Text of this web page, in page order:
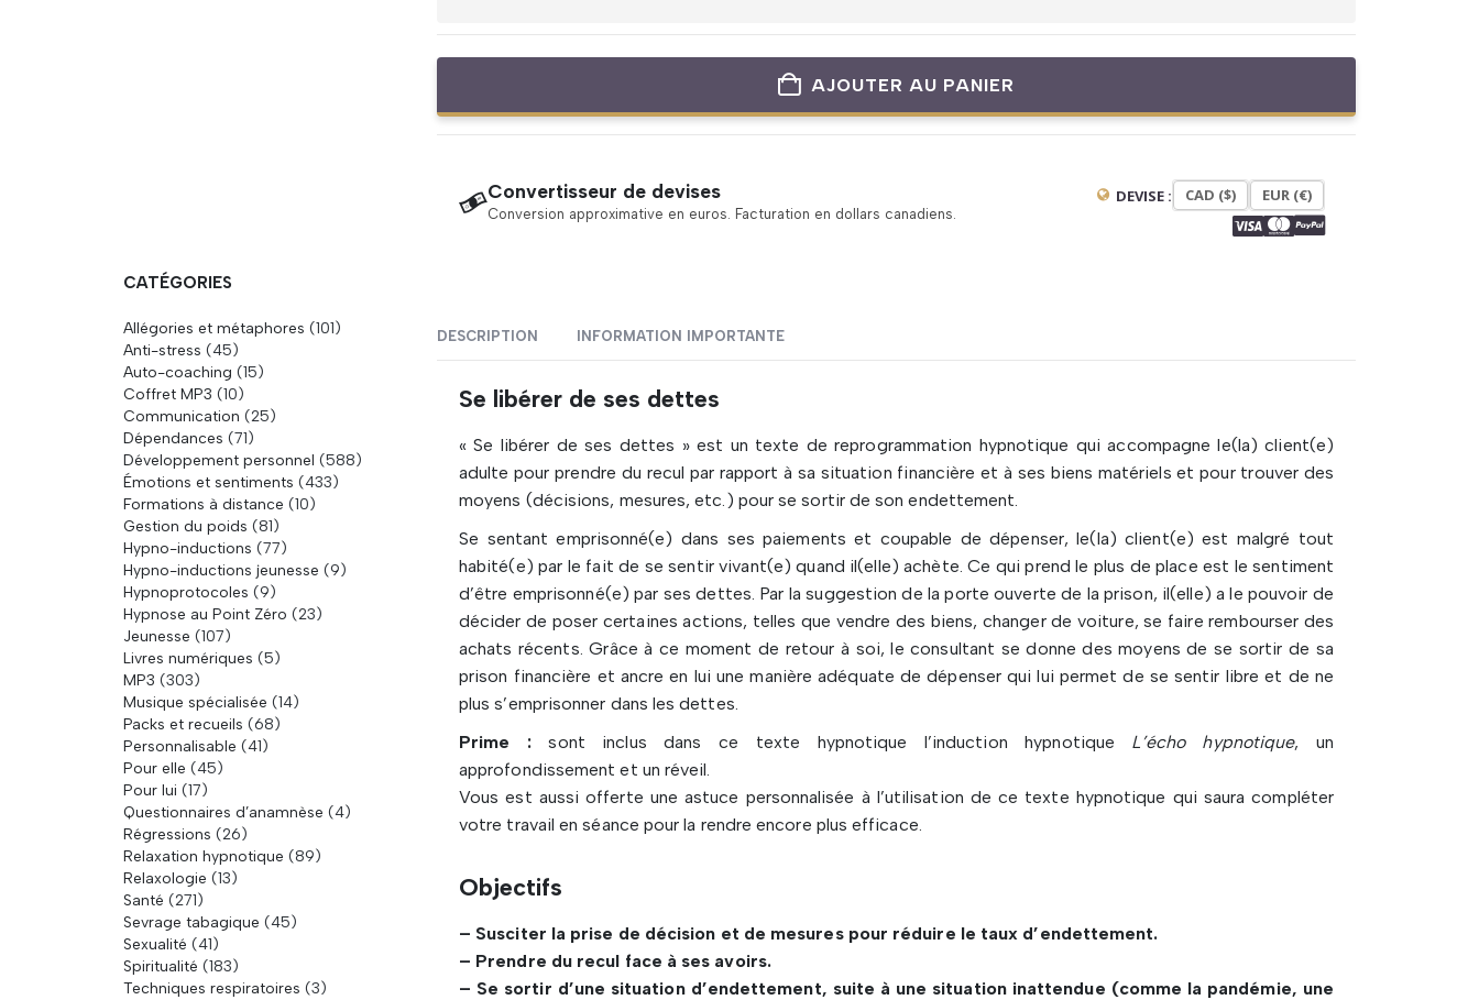
AJOUTER AU PANIER
Convertisseur de devises
Conversion approximative en euros. Facturation en dollars canadiens.
DEVISE : CAD ($) EUR (€)
CATÉGORIES
Allégories et métaphores (101)
Anti-stress (45)
Auto-coaching (15)
Coffret MP3 (10)
Communication (25)
Dépendances (71)
Développement personnel (588)
Émotions et sentiments (433)
Formations à distance (10)
Gestion du poids (81)
Hypno-inductions (77)
Hypno-inductions jeunesse (9)
Hypnoprotocoles (9)
Hypnose au Point Zéro (23)
Jeunesse (107)
Livres numériques (5)
MP3 (303)
Musique spécialisée (14)
Packs et recueils (68)
Personnalisable (41)
Pour elle (45)
Pour lui (17)
Questionnaires d’anamnèse (4)
Régressions (26)
Relaxation hypnotique (89)
Relaxologie (13)
Santé (271)
Sevrage tabagique (45)
Sexualité (41)
Spiritualité (183)
Techniques respiratoires (3)
DESCRIPTION INFORMATION IMPORTANTE
Se libérer de ses dettes
« Se libérer de ses dettes » est un texte de reprogrammation hypnotique qui accompagne le(la) client(e)
adulte pour prendre du recul par rapport à sa situation financière et à ses biens matériels et pour trouver des
moyens (décisions, mesures, etc.) pour se sortir de son endettement.
Se sentant emprisonné(e) dans ses paiements et coupable de dépenser, le(la) client(e) est malgré tout
habité(e) par le fait de se sentir vivant(e) quand il(elle) achète. Ce qui prend le plus de place est le sentiment
d’être emprisonné(e) par ses dettes. Par la suggestion de la porte ouverte de la prison, il(elle) a le pouvoir de
décider de poser certaines actions, telles que vendre des biens, changer de voiture, se faire rembourser des
achats récents. Grâce à ce moment de retour à soi, le consultant se donne des moyens de se sortir de sa
prison financière et ancre en lui une manière adéquate de dépenser qui lui permet de se sentir libre et de ne
plus s’emprisonner dans les dettes.
Prime :sont inclus dans ce texte hypnotique l’induction hypnotique L’écho hypnotique, un
approfondissement et un réveil.
Vous est aussi offerte une astuce personnalisée à l’utilisation de ce texte hypnotique qui saura compléter
votre travail en séance pour la rendre encore plus efficace.
Objectifs
– Susciter la prise de décision et de mesures pour réduire le taux d’endettement.
– Prendre du recul face à ses avoirs.
– Se sortir d’une situation d’endettement, suite à une situation inattendue (comme la pandémie, une